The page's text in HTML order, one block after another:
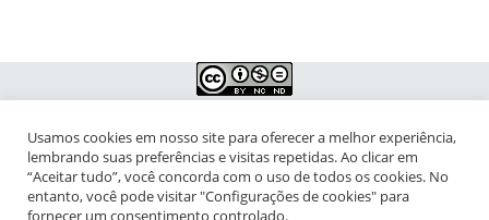
NIPIAC – Núcleo Interdisciplinar de Pesquisa para a Infância e
Adolescência Contemporâneas
Universidade Federal do Rio de Janeiro - Campus da Praia Vermelha
Usamos cookies em nosso site para oferecer a melhor experiência,
lembrando suas preferências e visitas repetidas. Ao clicar em
“Aceitar tudo”, você concorda com o uso de todos os cookies. No
entanto, você pode visitar "Configurações de cookies" para
fornecer um consentimento controlado.